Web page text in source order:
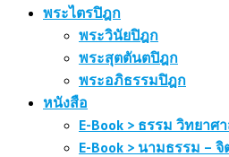
พระไตรปิฎก
พระวินัยปิฎก
พระสุตตันตปิฎก
พระอภิธรรมปิฎก
หนังสือ
E-Book > ธรรม วิทยาศ
E-Book > นามธรรม – จิ